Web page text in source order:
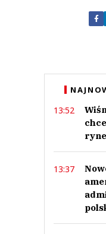
Nie
13:52
13:37